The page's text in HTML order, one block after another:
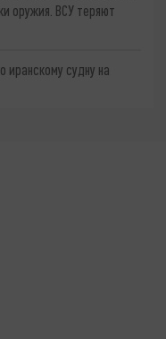
оружия. ВСУ теряют
иранскому судну на